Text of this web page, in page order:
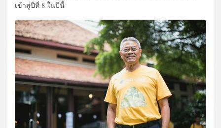
เข้าสู่ปีที่ 8 ในปีนี้